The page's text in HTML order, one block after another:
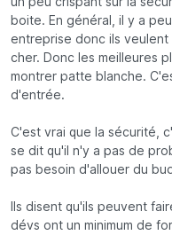
boite. En général, il y a
entreprise donc ils
cher. Donc les meilleures
montrer patte blanche.
d'entrée.
C'est vrai que la sécurité,
se dit qu'il n'y a pas de
pas besoin d'allouer du
Ils disent qu'ils peuvent
dévs ont un minimum de